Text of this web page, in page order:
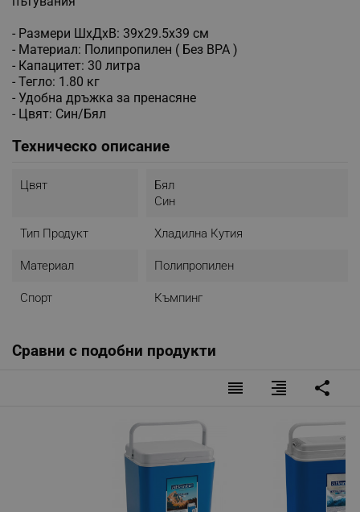
- Размери ШхДхВ: 39х29.5х39 см
- Материал: Полипропилен ( Без BPA )
- Капацитет: 30 литра
- Тегло: 1.80 кг
- Удобна дръжка за пренасяне
- Цвят: Син/Бял
Техническо описание
Цвят
Бял
Син
Тип Продукт Хладилна Кутия
Материал Полипропилен
Спорт Къмпинг
Сравни с подобни продукти
reorder format_align_right share